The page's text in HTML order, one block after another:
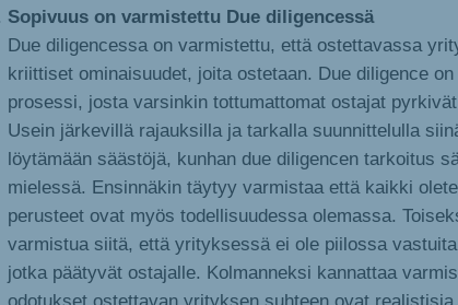
Sopivuus on varmistettu Due diligencessä
Due diligencessa on varmistettu, että ostettavassa
kriittiset ominaisuudet, joita ostetaan. Due diligence
prosessi, josta varsinkin tottumattomat ostajat
Usein järkevillä rajauksilla ja tarkalla suunnittelulla
löytämään säästöjä, kunhan due diligencen tarkoitus
mielessä. Ensinnäkin täytyy varmistaa että kaikki
perusteet ovat myös todellisuudessa olemassa.
varmistua siitä, että yrityksessä ei ole piilossa
jotka päätyvät ostajalle. Kolmanneksi kannattaa
odotukset ostettavan yrityksen suhteen ovat realistisia.